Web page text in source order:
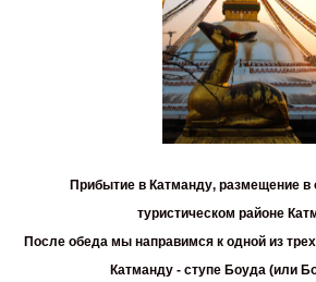
Прибытие в Катманду, размещение в
туристическом районе
После обеда мы направимся к одной из
Катманду - ступе Боуда(или